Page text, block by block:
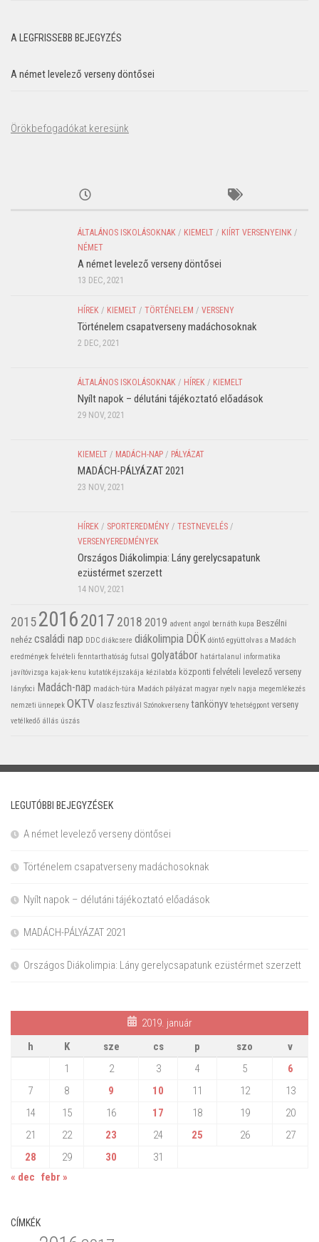
A LEGFRISSEBB BEJEGYZÉS
A német levelező verseny döntősei
Örökbefogadókat keresünk
ÁLTALÁNOS ISKOLÁSOKNAK / KIEMELT / KIÍRT VERSENYEINK /
NÉMET
A német levelező verseny döntősei
13 DEC, 2021
HÍREK / KIEMELT / TÖRTÉNELEM / VERSENY
Történelem csapatverseny madáchosoknak
2 DEC, 2021
ÁLTALÁNOS ISKOLÁSOKNAK / HÍREK / KIEMELT
Nyílt napok – délutáni tájékoztató előadások
29 NOV, 2021
KIEMELT / MADÁCH-NAP / PÁLYÁZAT
MADÁCH-PÁLYÁZAT 2021
23 NOV, 2021
HÍREK / SPORTEREDMÉNY / TESTNEVELÉS /
VERSENYEREDMÉNYEK
Országos Diákolimpia: Lány gerelycsapatunk
ezüstérmet szerzett
14 NOV, 2021
201520162017 2018 2019 advent angol bernáth kupa Beszélni
nehéz családi nap DDC diákcsere diákolimpia DÖK döntő együtt olvas a Madách
eredmények felvételi fenntarthatóság futsal golyatábor határtalanul informatika
javítóvizsga kajak-kenu kutatók éjszakája kézilabda központi felvételi levelező verseny
lányfoci Madách-nap madách-túra Madách pályázat magyar nyelv napja megemlékezés
nemzeti ünnepek OKTV olasz fesztivál Szónokverseny tankönyv tehetségpont verseny
vetélkedő állás úszás
LEGUTÓBBI BEJEGYZÉSEK
A német levelező verseny döntősei
Történelem csapatverseny madáchosoknak
Nyílt napok – délutáni tájékoztató előadások
MADÁCH-PÁLYÁZAT 2021
Országos Diákolimpia: Lány gerelycsapatunk ezüstérmet szerzett
2019. január
h
K sze cs p szo
v
1
2 3 4 5
6
7
8 9 10 11 12
13
14
15 16 17 18 19
20
21
22 23 24 25 26
27
28
29 30
31
« dec febr »
CÍMKÉK